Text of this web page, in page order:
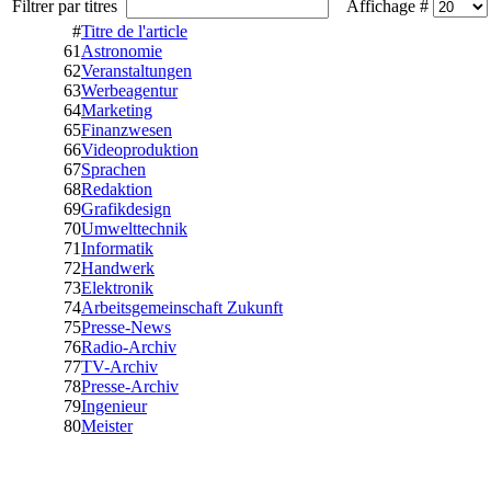
Filtrer par titres
Affichage #
#Titre de l'article
61 Astronomie
62Veranstaltungen
63Werbeagentur
64Marketing
65Finanzwesen
66Videoproduktion
67Sprachen
68Redaktion
69Grafikdesign
70Umwelttechnik
71Informatik
72Handwerk
73Elektronik
74Arbeitsgemeinschaft Zukunft
75Presse-News
76Radio-Archiv
77TV-Archiv
78Presse-Archiv
79Ingenieur
80Meister